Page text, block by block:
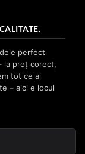
perfect
la preț corect,
tot ce ai
– aici e locul